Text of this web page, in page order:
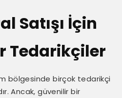
Satışı İçin
Tedarikçiler
bölgesinde birçok tedarikçi
Ancak, güvenilir bir